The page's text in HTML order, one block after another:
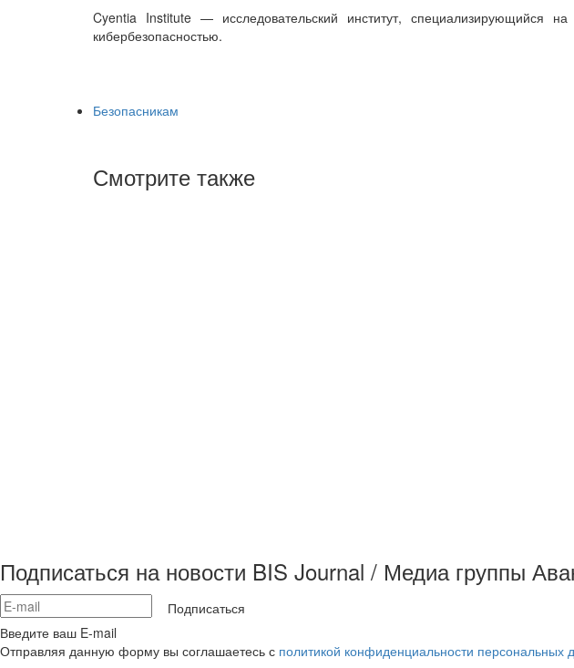
Cyentia Institute — исследовательский институт, специализирующийся
кибербезопасностью.
Безопасникам
Смотрите также
Подписаться на новости BIS Journal / Медиа группы
Подписаться
Введите ваш E-mail
Отправляя данную форму вы соглашаетесь с политикой конфиденциальности персональных